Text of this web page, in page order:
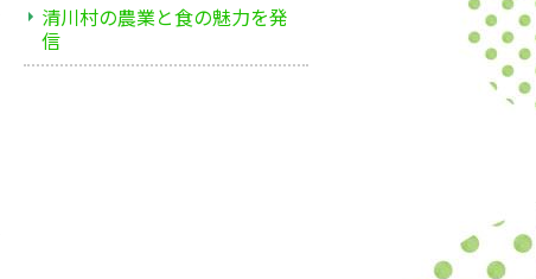
清川村の農業と食の魅力を発
信